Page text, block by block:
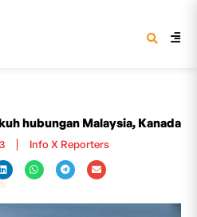
hubungan Malaysia, Kanada
Info X Reporters